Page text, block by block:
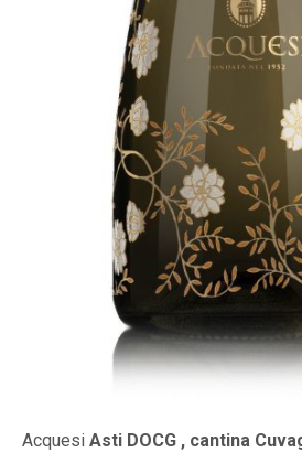
Acquesi Asti DOCG , cantina